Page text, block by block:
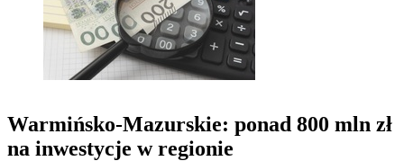
Warmińsko-Mazurskie: ponad 800 mln zł
na inwestycje w regionie